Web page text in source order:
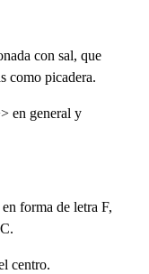
con sal, que
como picadera.
en general y
forma de letra F,
centro.